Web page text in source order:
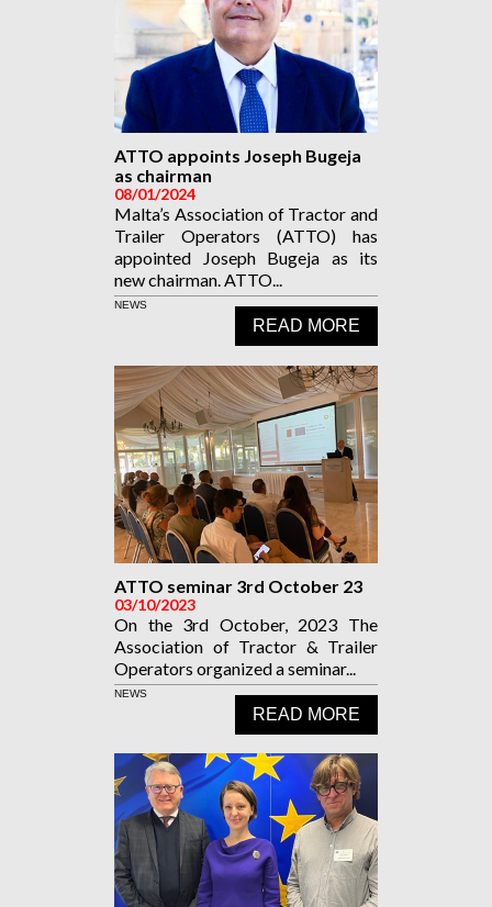
ATTO appoints Joseph Bugeja
as chairman
08/01/2024
Malta’s Association of Tractor and
Trailer Operators (ATTO) has
appointed Joseph Bugeja as its
new chairman. ATTO...
READ MORE
NEWS
ATTO seminar 3rd October 23
03/10/2023
On the 3rd October, 2023 The
Association of Tractor & Trailer
Operators organized a seminar...
READ MORE
NEWS